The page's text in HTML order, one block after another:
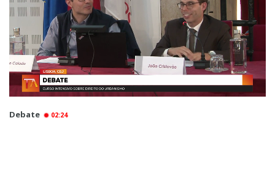
Debate 02:24